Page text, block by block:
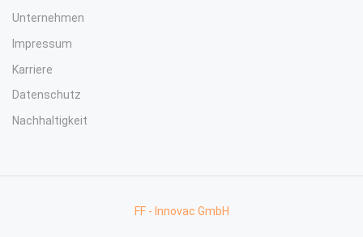
Unternehmen
Impressum
Karriere
Datenschutz
Nachhaltigkeit
FF - Innovac GmbH